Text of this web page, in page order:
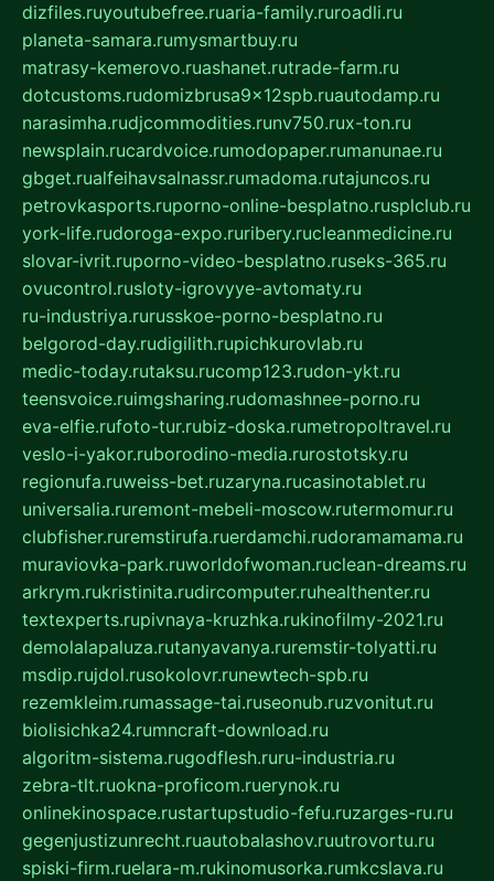
dizfiles.ruyoutubefree.ruaria-family.ruroadli.ru
planeta-samara.rumysmartbuy.ru
matrasy-kemerovo.ruashanet.rutrade-farm.ru
dotcustoms.rudomizbrusa9x12spb.ruautodamp.ru
narasimha.rudjcommodities.runv750.rux-ton.ru
newsplain.rucardvoice.rumodopaper.rumanunae.ru
gbget.rualfeihavsalnassr.rumadoma.rutajuncos.ru
petrovkasports.ruporno-online-besplatno.rusplclub.ru
york-life.rudoroga-expo.ruribery.rucleanmedicine.ru
slovar-ivrit.ruporno-video-besplatno.ruseks-365.ru
ovucontrol.rusloty-igrovyye-avtomaty.ru
ru-industriya.rurusskoe-porno-besplatno.ru
belgorod-day.rudigilith.rupichkurovlab.ru
medic-today.rutaksu.rucomp123.rudon-ykt.ru
teensvoice.ruimgsharing.rudomashnee-porno.ru
eva-elfie.rufoto-tur.rubiz-doska.rumetropoltravel.ru
veslo-i-yakor.ruborodino-media.rurostotsky.ru
regionufa.ruweiss-bet.ruzaryna.rucasinotablet.ru
universalia.ruremont-mebeli-moscow.rutermomur.ru
clubfisher.ruremstirufa.ruerdamchi.rudoramamama.ru
muraviovka-park.ruworldofwoman.ruclean-dreams.ru
arkrym.rukristinita.rudircomputer.ruhealthenter.ru
textexperts.rupivnaya-kruzhka.rukinofilmy-2021.ru
demolalapaluza.rutanyavanya.ruremstir-tolyatti.ru
msdip.rujdol.rusokolovr.runewtech-spb.ru
rezemkleim.rumassage-tai.ruseonub.ruzvonitut.ru
biolisichka24.rumncraft-download.ru
algoritm-sistema.rugodflesh.ruru-industria.ru
zebra-tlt.ruokna-proficom.ruerynok.ru
onlinekinospace.rustartupstudio-fefu.ruzarges-ru.ru
gegenjustizunrecht.ruautobalashov.ruutrovortu.ru
spiski-firm.ruelara-m.rukinomusorka.rumkcslava.ru